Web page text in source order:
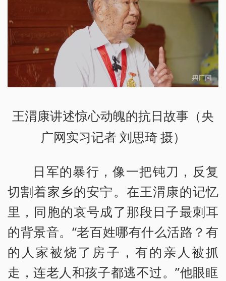
王渭康讲述惊心动魄的抗日故事（央
广网实习记者 刘思琦 摄）
日军的暴行，像一把钝刀，反复
切割着家乡的安宁。在王渭康的记忆
里，同胞的哀号成了那段日子最刺耳
的背景音。“老百姓哪有什么活路？有
的人家被烧了房子，有的亲人被抓
走，连老人和孩子都逃不过。”他眼眶